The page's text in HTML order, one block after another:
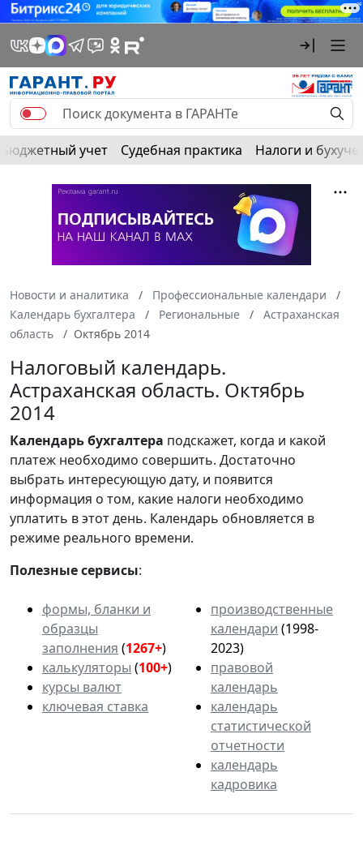
Бюджетный учет Судебная практика Налоги и
Новости и аналитика
Профессиональные календари
Календарь бухгалтера
Региональные
Астраханская
область
Октябрь 2014
Налоговый календарь.
Астраханская область. Октябрь
2014
Календарьбухгалтера подскажет, когда и какой
платеж необходимо совершить. Достаточно
выбрать интересующую дату, и появится
информация о том, какие налоги необходимо
уплатить в этот день. Календарь обновляется в
режиме реального времени.
Полезные сервисы:
формы, бланки и
образцы
заполнения (1267+)
калькуляторы (100+)
курсы валют
ключевая ставка
производственные
календари (1998-
2023)
правовой
календарь
календарь
статистической
отчетности
календарь
кадровика